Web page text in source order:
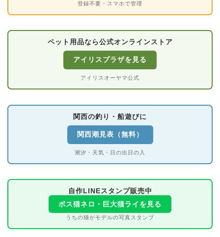
登録不要・スマホで管理
ペット用品なら公式オンラインストア
アイリスプラザを見る
アイリスオーヤマ公式
関西の釣り・船遊びに
関西潮見表（無料）
潮汐・天気・日の出日の入
自作LINEスタンプ販売中
ボス猫ネロ・巨大猫ライを見る
うちの猫がモデルの写真スタンプ